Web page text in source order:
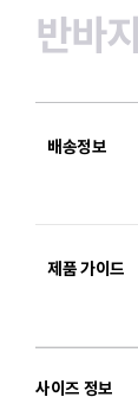
반바지
배송정보
제품 가이드
사이즈 정보